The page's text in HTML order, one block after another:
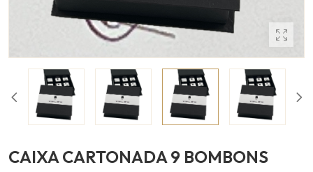
CAIXA CARTONADA 9 BOMBONS